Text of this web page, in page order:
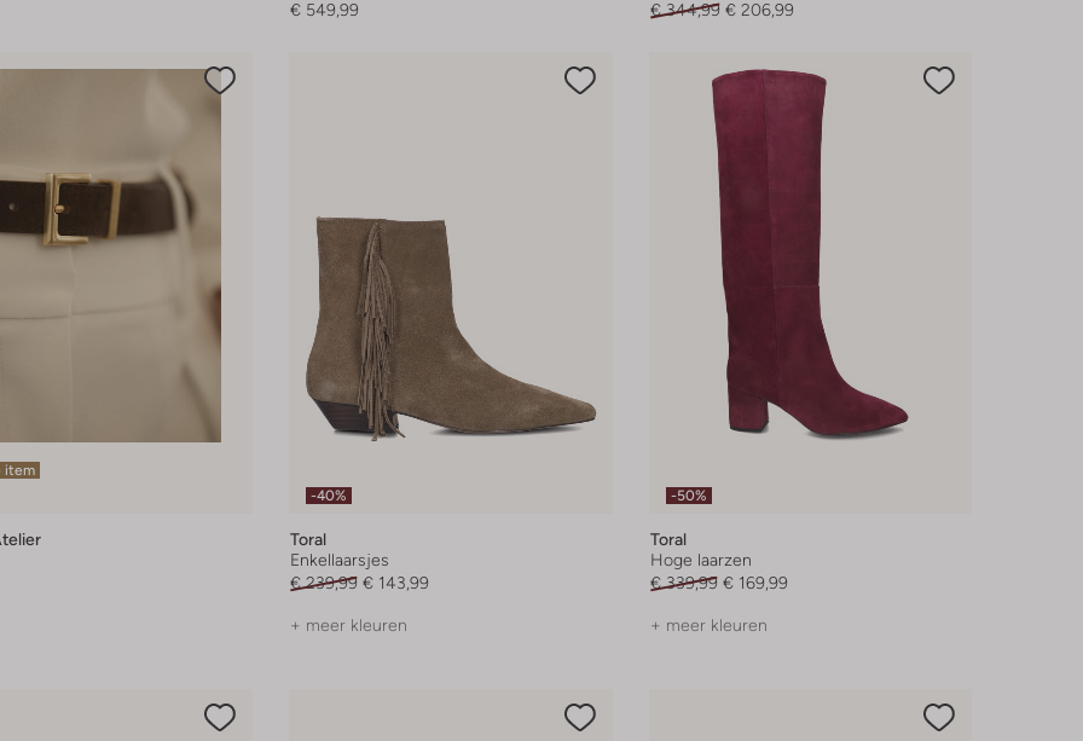
€ 549,99
€ 344,99 € 206,99
item
-40%
Toral
Enkellaarsjes
€ 239,99 € 143,99
+ meer kleuren
-50%
Toral
Hoge laarzen
€ 339,99 € 169,99
+ meer kleuren